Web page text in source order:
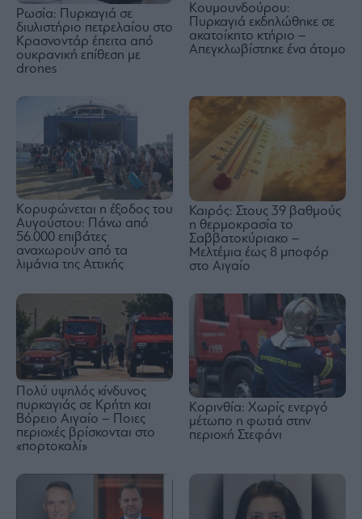
Ρωσία: Πυρκαγιά σε
διυλιστήριο πετρελαίου στο
Κρασνοντάρ έπειτα από
ουκρανική επίθεση με
drones
Κουμουνδούρου:
Πυρκαγιά εκδηλώθηκε σε
ακατοίκητο κτήριο –
Απεγκλωβίστηκε ένα άτομο
Κορυφώνεται η έξοδος του
Αυγούστου: Πάνω από
56.000 επιβάτες
αναχωρούν από τα
λιμάνια της Αττικής
Καιρός: Στους 39 βαθμούς
η θερμοκρασία το
Σαββατοκύριακο –
Μελτέμια έως 8 μποφόρ
στο Αιγαίο
Πολύ υψηλός κίνδυνος
πυρκαγιάς σε Κρήτη και
Βόρειο Αιγαίο – Ποιες
περιοχές βρίσκονται στο
«πορτοκαλί»
Κορινθία: Χωρίς ενεργό
μέτωπο η φωτιά στην
περιοχή Στεφάνι